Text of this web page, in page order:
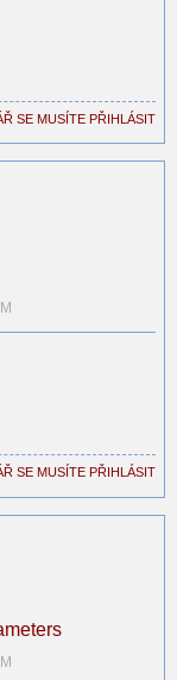
SE MUSÍTE PŘIHLÁSIT
SE MUSÍTE PŘIHLÁSIT